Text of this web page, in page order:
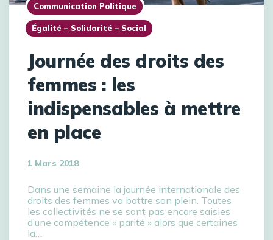
Communication Politique
Égalité – Solidarité – Social
Journée des droits des
femmes : les
indispensables à mettre
en place
1 Mars 2018
Dans une semaine la journée internationale des
droits des femmes va battre son plein. Toutes
les collectivités ne se sont pas encore saisies
d’une compétence « parité » alors que certaines
la…